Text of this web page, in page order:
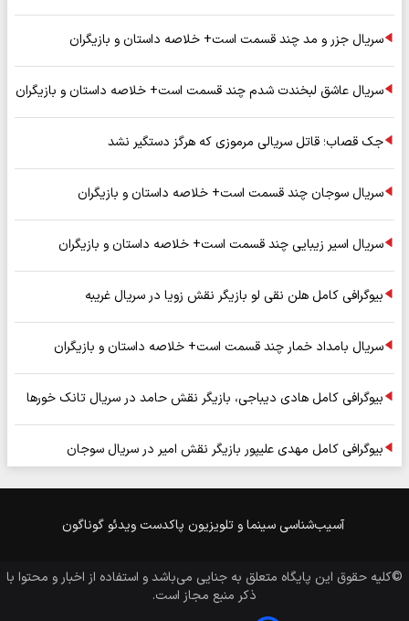
سریال جزر و مد چند قسمت است+ خلاصه داستان و بازیگران
سریال عاشق لبخندت شدم چند قسمت است+ خلاصه داستان و بازیگران
جک قصاب؛ قاتل سریالی مرموزی که هرگز دستگیر نشد
سریال سوجان چند قسمت است+ خلاصه داستان و بازیگران
سریال اسیر زیبایی چند قسمت است+ خلاصه داستان و بازیگران
بیوگرافی کامل هلن نقی لو بازیگر نقش زویا در سریال غریبه
سریال بامداد خمار چند قسمت است+ خلاصه داستان و بازیگران
بیوگرافی کامل هادی دیباجی، بازیگر نقش حامد در سریال تانک خورها
بیوگرافی کامل مهدی علیپور بازیگر نقش امیر در سریال سوجان
آسیب‌شناسی سینما و تلویزیون پاکدست ویدئو گوناگون
©کلیه حقوق این پایگاه متعلق به جنایی می‌باشد و استفاده از اخبار و محتوا با
ذکر منبع مجاز است.